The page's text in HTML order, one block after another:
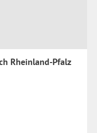
Rheinland-Pfalz